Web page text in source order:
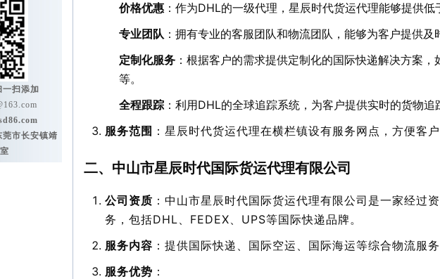
扫添加
市长安镇靖
价格优惠 ：作为DHL的一级代理，星辰时代货运代理能够提供低
专业团队 ：拥有专业的客服团队和物流团队，能够为客户提供及
定制化服务 ：根据客户的需求提供定制化的国际快递解决方案
等。
全程跟踪 ：利用DHL的全球追踪系统，为客户提供实时的货物追
服务范围 ：星辰时代货运代理在横栏镇设有服务网点，方便客
二、中山市星辰时代国际货运代理有限公司
公司资质 ：中山市星辰时代国际货运代理有限公司是一家经过
务，包括DHL、FEDEX、UPS等国际快递品牌。
服务内容 ：提供国际快递、国际空运、国际海运等综合物流服
服务优势 ：